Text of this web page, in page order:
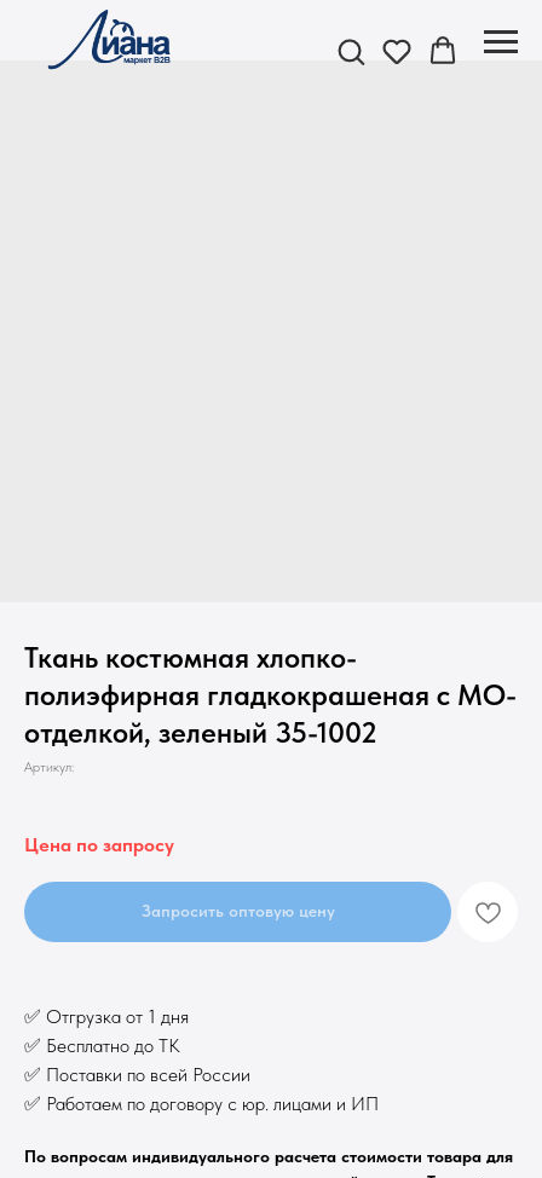
Ткань костюмная хлопко-
полиэфирная гладкокрашеная с МО-
отделкой, зеленый 35-1002
Артикул:
Цена по запросу
Запросить оптовую цену
✅ Отгрузка от 1 дня
✅ Бесплатно до ТК
✅ Поставки по всей России
✅ Работаем по договору с юр. лицами и ИП
По вопросам индивидуального расчета стоимости товара для